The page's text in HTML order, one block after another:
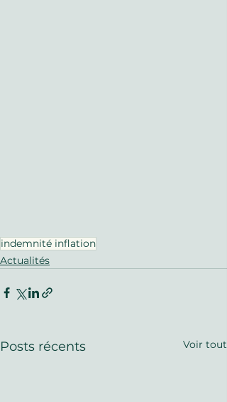
indemnité inflation
Actualités
Posts récents Voir tout